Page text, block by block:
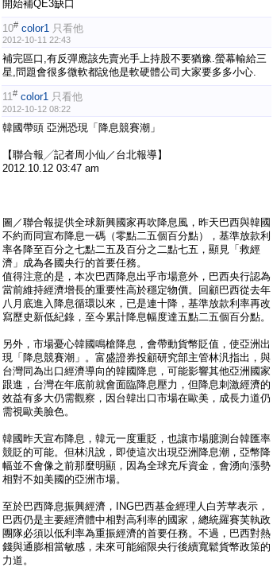
開始補QE3缺口
10# color1 只看他
2012-10-11 22:43
補完區口,有反彈應該先賣光手上持股不要猶豫.螢幕輸給三
星,問題會很多微軟都說他是軟硬體公司大家要多多小心.
11# color1 只看他
2012-10-12 08:22
韓國帶頭 亞洲恐現「降息競賽潮」
【聯合報╱記者周小仙／台北報導】
2012.10.12 03:47 am
圖／聯合報提供全球新興國家再吹降息風，昨天巴西與韓國
不約而同宣布降息一碼（零點二五個百分點），基準放款利
率各降至百分之七點二五及百分之二點七五，顯見「救經
濟」成為各國央行的首要任務。
值得注意的是，本次巴西降息出乎市場意外，巴西央行認為
當前維持經濟增長的重要性高於穩定物價。回顧巴西從去年
八月底進入降息循環以來，已是連十降，基準放款利率再改
寫歷史新低紀錄，至今累計降息幅度達五點二五個百分點。
另外，市場憂心韓國鳴槍降息，會帶動貨幣貶值，使亞洲出
現「降息競賽潮」。富盛證券投顧研究部主管林汎指出，與
台灣同為出口經濟導向的韓國降息，可能影響其他亞洲國家
跟進，台灣在年底前就會面臨降息壓力，但降息刺激經濟的
效益有多大仍需觀察，因台韓出口市場在歐美，成長力道仍
需視歐美臉色。
韓國昨天宣布降息，韓元一度重貶，也讓市場臆測台韓匯率
競貶的可能。但林汎說，即使這次出現亞洲降息潮，亞幣降
幅並不會像之前那麼明顯，因為全球充斥資金，會湧向漲勢
相對不如美國的亞洲市場。
至於巴西降息振興經濟，ING巴西基金經理人白芳苹表示，
巴西仍是主要經濟體中相對高利率的國家，總統羅賽芙執政
團隊必須以低利率為重振經濟的首要任務。不過，巴西對熱
錢與通膨相當敏感，未來可能縮限央行後續寬鬆貨幣政策的
力道。